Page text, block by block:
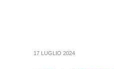
17 LUGLIO 2024